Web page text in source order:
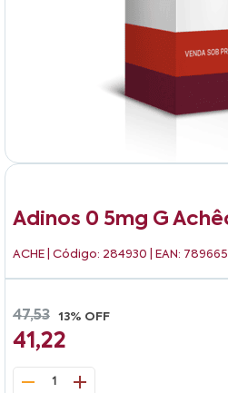
Adinos 0 5mg G
ACHE | Código: 284930 | EAN:
47,53 13% OFF
41,22
1